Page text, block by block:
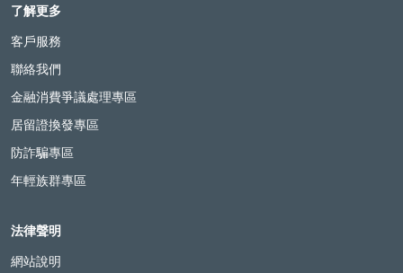
了解更多
客戶服務
聯絡我們
金融消費爭議處理專區
居留證換發專區
防詐騙專區
年輕族群專區
法律聲明
網站說明